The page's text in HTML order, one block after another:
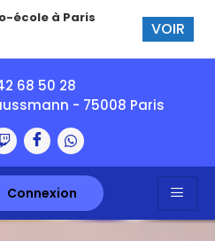
68 50 28
- 75008 Paris
Connexion
école à Paris
VOIR